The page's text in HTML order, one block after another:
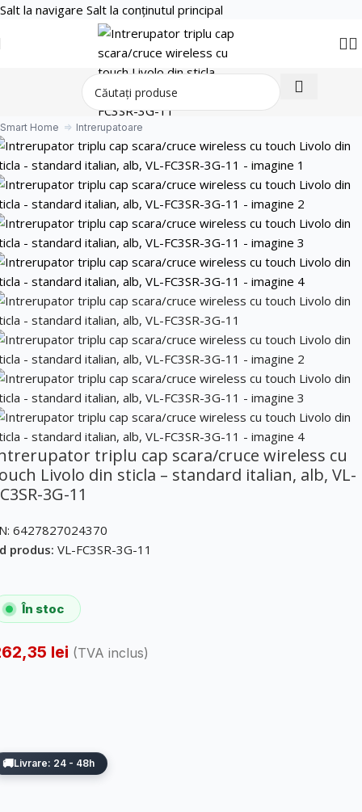
Salt la navigare Salt la conținutul principal
Smart Home Intrerupatoare
triplu cap scara/cruce wireless cu
Livolo din sticla – standard italian, alb, VL-
3G-11
6427827024370
produs: VL-FC3SR-3G-11
În stoc
lei (TVA inclus)
Livrare: 24 - 48h